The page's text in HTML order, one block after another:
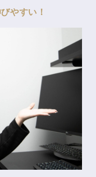
やすい！